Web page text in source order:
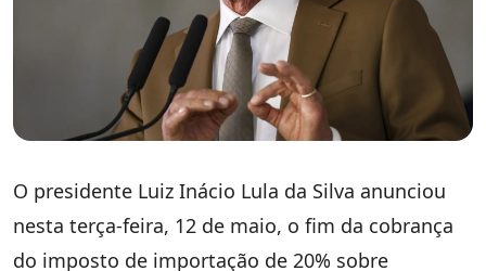
O presidente Luiz Inácio Lula da Silva anunciou
nesta terça-feira, 12 de maio, o fim da cobrança
do imposto de importação de 20% sobre